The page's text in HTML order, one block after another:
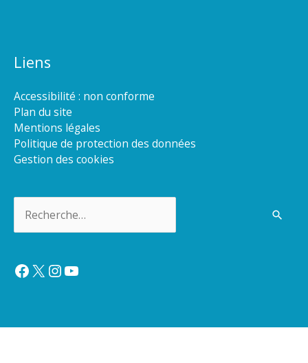
Liens
Accessibilité : non conforme
Plan du site
Mentions légales
Politique de protection des données
Gestion des cookies
Facebook
X Instagram
YouTube